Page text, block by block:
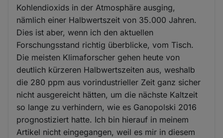
Kohlendioxids in der Atmosphäre ausging,
nämlich einer Halbwertszeit von 35.000 Jahren.
Dies ist aber, wenn ich den aktuellen
Forschungsstand richtig überblicke, vom Tisch.
Die meisten Klimaforscher gehen heute von
deutlich kürzeren Halbwertszeiten aus, weshalb
die 280 ppm aus vorindustrieller Zeit ganz sicher
nicht ausgereicht hätten, um die nächste Kaltzeit
so lange zu verhindern, wie es Ganopolski 2016
prognostiziert hatte. Ich bin hierauf in meinem
Artikel nicht eingegangen, weil es mir in diesem